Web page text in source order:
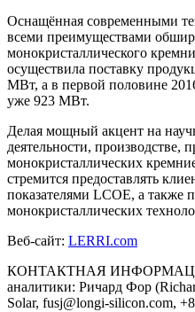
Оснащённая современными
всеми преимуществами
монокристаллического
осуществила поставку
МВт, а в первой половине
уже 923 МВт.
Делая мощный акцент на
деятельности, производстве,
монокристаллических
стремится предоставлять
показателями LCOE, а также
монокристаллических
Веб-сайт: LERRI.com
КОНТАКТНАЯ
аналитики: Ричард Фор
Solar, fusj@longi-silicon.com,